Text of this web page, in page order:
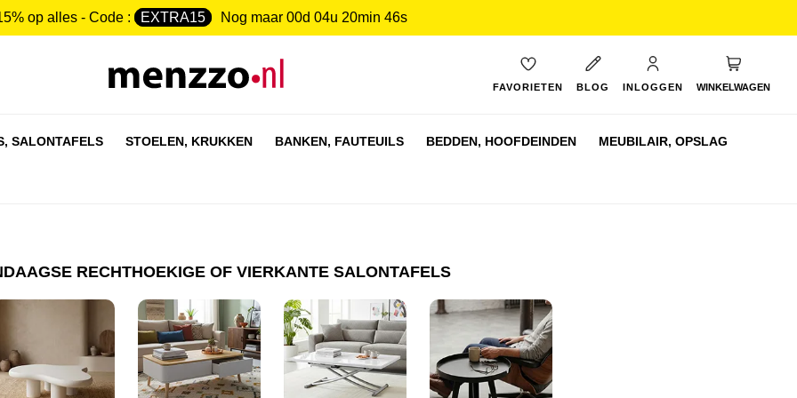
op alles - Code : EXTRA15 Nog maar 00d 04u 20min 45s
FAVORIETEN BLOG INLOGGEN WINKELWAGEN
SALONTAFELS STOELEN, KRUKKEN BANKEN, FAUTEUILS BEDDEN, HOOFDEINDEN MEUBILAIR, OPSLAG
RECHTHOEKIGE OF VIERKANTE SALONTAFELS